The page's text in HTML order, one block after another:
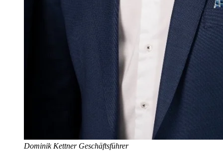
Dominik Kettner Geschäftsführer